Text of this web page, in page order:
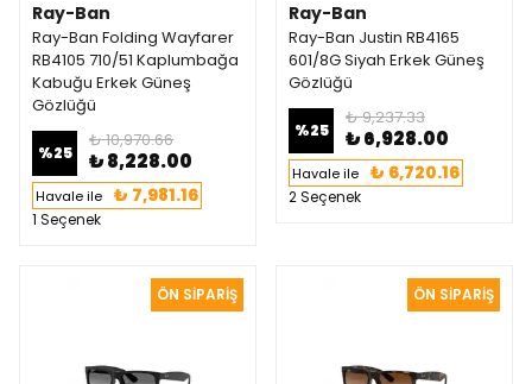
Ray-Ban
Ray-Ban Folding Wayfarer
RB4105 710/51 Kaplumbağa
Kabuğu Erkek Güneş
Gözlüğü
%25
₺ 10,970.66
₺ 8,228.00
Havale ile ₺ 7,981.16
1 Seçenek
Ray-Ban
Ray-Ban Justin RB4165
601/8G Siyah Erkek Güneş
Gözlüğü
%25
₺ 9,237.33
₺ 6,928.00
Havale ile ₺ 6,720.16
2 Seçenek